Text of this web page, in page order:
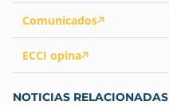
Comunicados
ECCI opina
NOTICIAS RELACIONADAS